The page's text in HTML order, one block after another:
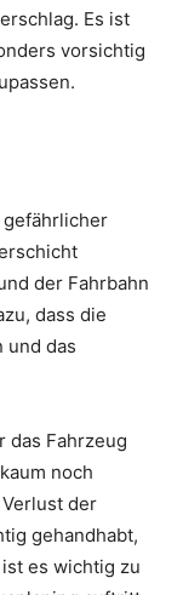
Es ist
vorsichtig
gefährlicher
der Fahrbahn
dass die
und das
das Fahrzeug
noch
der
gehandhabt,
es wichtig zu